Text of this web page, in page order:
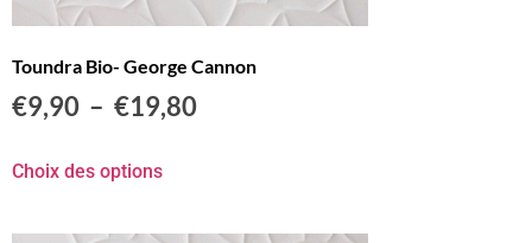
Toundra Bio- George Cannon
€9,90 – €19,80
Choix des options